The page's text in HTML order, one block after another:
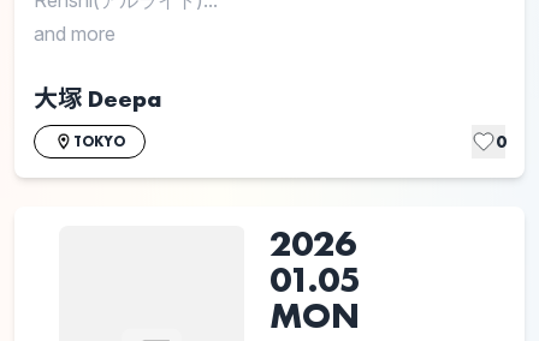
and more
大塚 Deepa
TOKYO 0
2026
01.05
MON